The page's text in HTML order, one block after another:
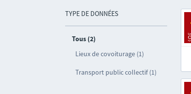
TYPE DE DONNÉES
Tous (2)
Lieux de covoiturage (1)
Transport public collectif (1)